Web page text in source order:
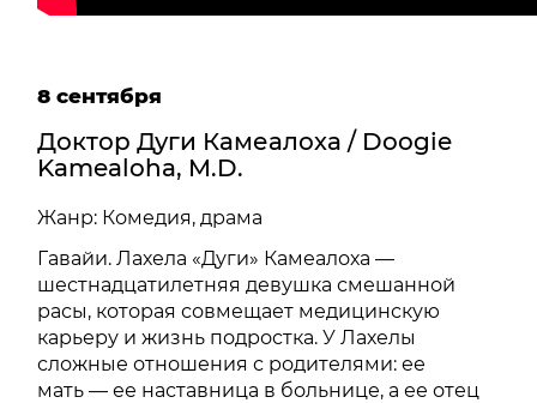
8 сентября
Доктор Дуги Камеалоха / Doogie
Kamealoha, M.D.
Жанр: Комедия, драма
Гавайи. Лахела «Дуги» Камеалоха —
шестнадцатилетняя девушка смешанной
расы, которая совмещает медицинскую
карьеру и жизнь подростка. У Лахелы
сложные отношения с родителями: ее
мать — ее наставница в больнице, а ее отец